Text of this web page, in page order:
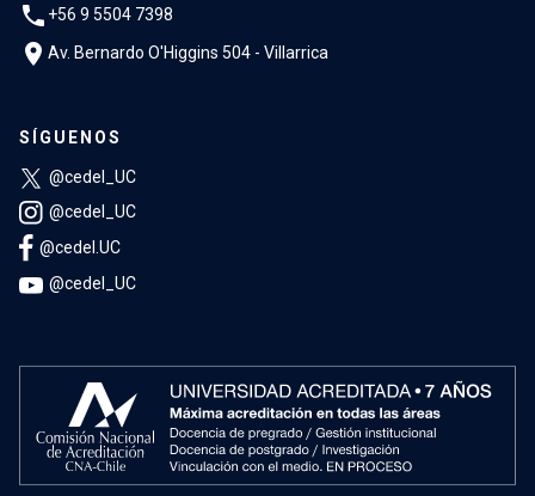
phone +56 9 5504 7398
location_on Av. Bernardo O'Higgins 504 - Villarrica
SÍGUENOS
@cedel_UC
@cedel_UC
@cedel.UC
@cedel_UC